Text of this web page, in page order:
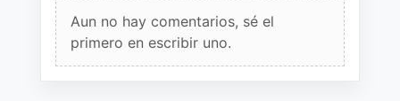
Aun no hay comentarios, sé el
primero en escribir uno.